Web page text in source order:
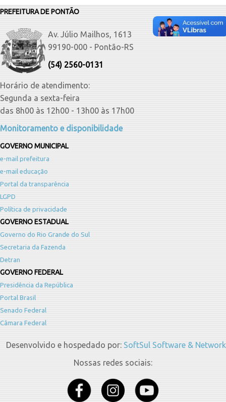
PREFEITURA DE PONTÃO
Av. Júlio Mailhos, 1613
99190-000 - Pontão-RS
(54) 2560-0131
Horário de atendimento:
Segunda a sexta-feira
das 8h00 às 12h00 - 13h00 às 17h00
Monitoramento e disponibilidade
GOVERNO MUNICIPAL
e-mail prefeitura
e-mail educação
Portal da transparência
LGPD
Política de privacidade
GOVERNO ESTADUAL
Governo do Rio Grande do Sul
Secretaria da Fazenda
Detran
GOVERNO FEDERAL
Presidência da República
Portal Brasil
Senado Federal
Câmara Federal
Desenvolvido e hospedado por: SoftSul Software & Network
Nossas redes sociais: